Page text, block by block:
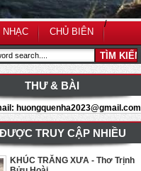
/
NHẠC CHỦ BIÊN
THƯ & BÀI
huongquenha2023@gmail.com
TRUY CẬP NHIỀU
KHÚC TRĂNG XƯA - Thơ Trịnh